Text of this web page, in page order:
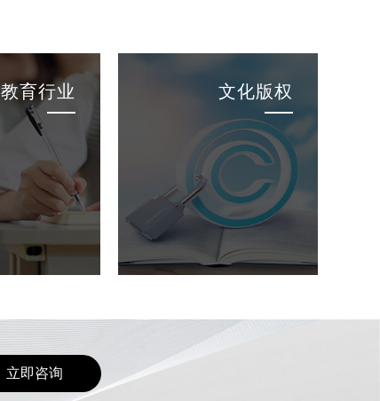
教育行业 文化版权
立即咨询